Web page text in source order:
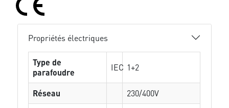
Propriétés électriques
Type de
parafoudre
IEC 1+2
Réseau
230/400V